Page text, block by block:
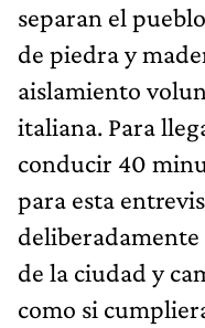
separan el
de piedra y
aislamiento
italiana. Para
conducir 40
para esta
deliberadamente
de la ciudad y
como si